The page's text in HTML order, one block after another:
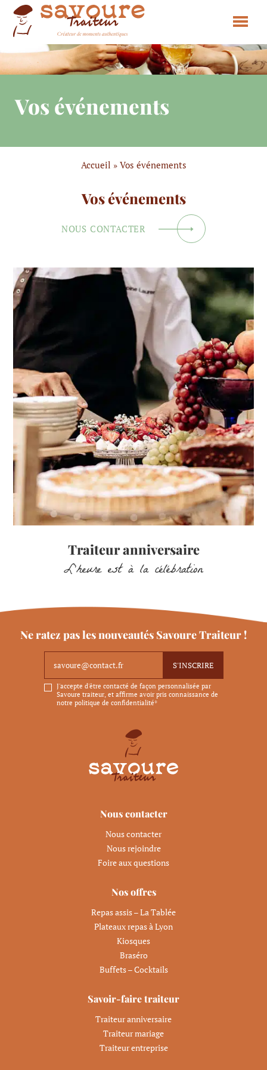
Vos événements
Accueil » Vos événements
Vos événements
NOUS CONTACTER
Traiteur anniversaire
L’heure est à la célébration
Ne ratez pas les nouveautés Savoure Traiteur !
J'accepte d'être contacté de façon personnalisée par
Savoure traiteur, et affirme avoir pris connaissance de
notre politique de confidentialité*
Nous contacter
Nous contacter
Nous rejoindre
Foire aux questions
Nos offres
Repas assis – La Tablée
Plateaux repas à Lyon
Kiosques
Braséro
Buffets – Cocktails
Savoir-faire traiteur
Traiteur anniversaire
Traiteur mariage
Traiteur entreprise